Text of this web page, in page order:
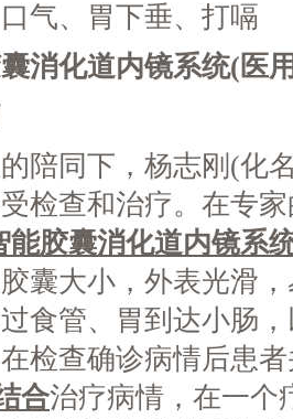
气、胃下垂、打嗝
消化道内镜系统(医
陪同下，杨志刚(化
检查和治疗。在专
能胶囊消化道内镜系
囊大小，外表光滑
食管、胃到达小肠
检查确诊病情后患
合治疗病情，在一个